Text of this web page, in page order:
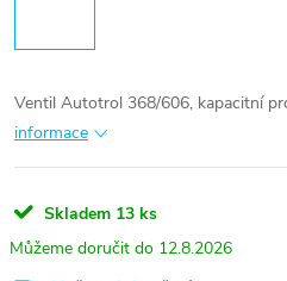
Ventil Autotrol 368/606, kapacitní
informace
Skladem 13 ks
12.8.2026